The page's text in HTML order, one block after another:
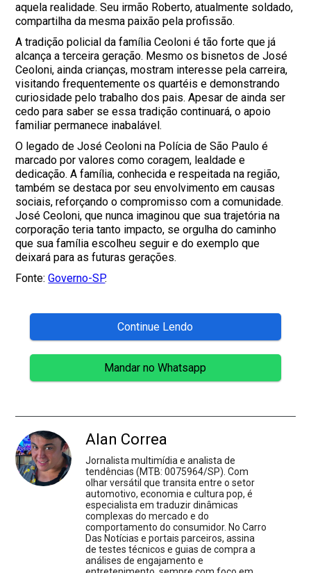
aquela realidade. Seu irmão Roberto, atualmente soldado,
compartilha da mesma paixão pela profissão.
A tradição policial da família Ceoloni é tão forte que já
alcança a terceira geração. Mesmo os bisnetos de José
Ceoloni, ainda crianças, mostram interesse pela carreira,
visitando frequentemente os quartéis e demonstrando
curiosidade pelo trabalho dos pais. Apesar de ainda ser
cedo para saber se essa tradição continuará, o apoio
familiar permanece inabalável.
O legado de José Ceoloni na Polícia de São Paulo é
marcado por valores como coragem, lealdade e
dedicação. A família, conhecida e respeitada na região,
também se destaca por seu envolvimento em causas
sociais, reforçando o compromisso com a comunidade.
José Ceoloni, que nunca imaginou que sua trajetória na
corporação teria tanto impacto, se orgulha do caminho
que sua família escolheu seguir e do exemplo que
deixará para as futuras gerações.
Fonte:Governo-SP.
Continue Lendo
Mandar no Whatsapp
Alan Correa
Jornalista multimídia e analista de
tendências (MTB: 0075964/SP). Com
olhar versátil que transita entre o setor
automotivo, economia e cultura pop, é
especialista em traduzir dinâmicas
complexas do mercado e do
comportamento do consumidor. No Carro
Das Notícias e portais parceiros, assina
de testes técnicos e guias de compra a
análises de engajamento e